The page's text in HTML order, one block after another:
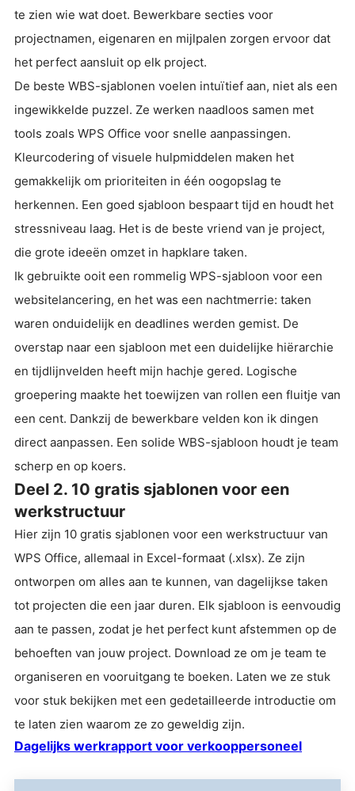
te zien wie wat doet. Bewerkbare secties voor
projectnamen, eigenaren en mijlpalen zorgen ervoor dat
het perfect aansluit op elk project.
De beste WBS-sjablonen voelen intuïtief aan, niet als een
ingewikkelde puzzel. Ze werken naadloos samen met
tools zoals WPS Office voor snelle aanpassingen.
Kleurcodering of visuele hulpmiddelen maken het
gemakkelijk om prioriteiten in één oogopslag te
herkennen. Een goed sjabloon bespaart tijd en houdt het
stressniveau laag. Het is de beste vriend van je project,
die grote ideeën omzet in hapklare taken.
Ik gebruikte ooit een rommelig WPS-sjabloon voor een
websitelancering, en het was een nachtmerrie: taken
waren onduidelijk en deadlines werden gemist. De
overstap naar een sjabloon met een duidelijke hiërarchie
en tijdlijnvelden heeft mijn hachje gered. Logische
groepering maakte het toewijzen van rollen een fluitje van
een cent. Dankzij de bewerkbare velden kon ik dingen
direct aanpassen. Een solide WBS-sjabloon houdt je team
scherp en op koers.
Deel 2. 10 gratis sjablonen voor een
werkstructuur
Hier zijn 10 gratis sjablonen voor een werkstructuur van
WPS Office, allemaal in Excel-formaat (.xlsx). Ze zijn
ontworpen om alles aan te kunnen, van dagelijkse taken
tot projecten die een jaar duren. Elk sjabloon is eenvoudig
aan te passen, zodat je het perfect kunt afstemmen op de
behoeften van jouw project. Download ze om je team te
organiseren en vooruitgang te boeken. Laten we ze stuk
voor stuk bekijken met een gedetailleerde introductie om
te laten zien waarom ze zo geweldig zijn.
Dagelijks werkrapport voor verkooppersoneel